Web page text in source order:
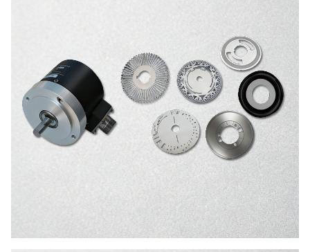
フォトケミカルエッチング